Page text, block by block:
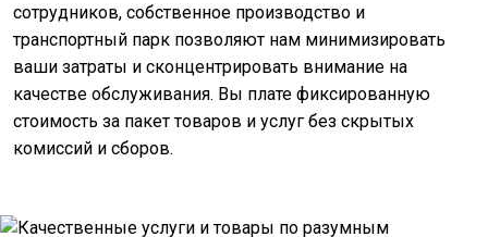
сотрудников, собственное производство и
транспортный парк позволяют нам минимизировать
ваши затраты и сконцентрировать внимание на
качестве обслуживания. Вы плате фиксированную
стоимость за пакет товаров и услуг без скрытых
комиссий и сборов.